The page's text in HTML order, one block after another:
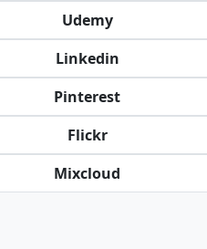
Udemy
Linkedin
Pinterest
Flickr
Mixcloud